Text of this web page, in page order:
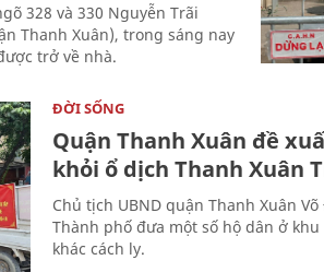
328 và 330 Nguyễn Trãi
Thanh Xuân), trong sáng nay
trở về nhà.
ĐỜI SỐNG
Quận Thanh Xuân đề
khỏi ổ dịch Thanh Xuân
Chủ tịch UBND quận Thanh Xuân
Thành phố đưa một số hộ dân ở
khác cách ly.